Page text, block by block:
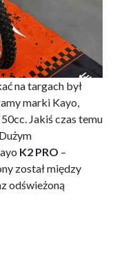
na targach był
marki Kayo,
Jakiś czas temu
K2 PRO –
został między
odświeżoną